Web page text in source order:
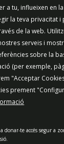
nos a:
Política de
Socials
Política
Avís legal
freqüents
de Vilassar
a tu, influeixen en
la teva privacitat
de la web.
serveis i
sobre la
(per exemple,
"Acceptar
prement
donar-te accés segur a